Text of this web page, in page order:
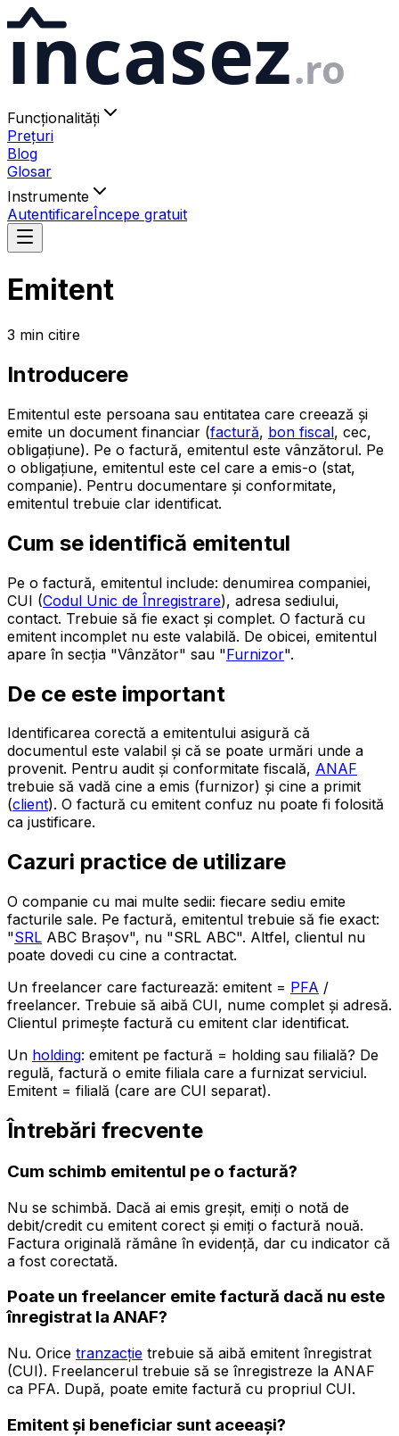
ıncasez.ro
Funcționalități
Prețuri
Blog
Glosar
Instrumente
AutentificareÎncepe gratuit
Emitent
3 min citire
Introducere
Emitentul este persoana sau entitatea care creează și
emite un document financiar (factură, bon fiscal, cec,
obligațiune). Pe o factură, emitentul este vânzătorul. Pe
o obligațiune, emitentul este cel care a emis-o (stat,
companie). Pentru documentare și conformitate,
emitentul trebuie clar identificat.
Cum se identifică emitentul
Pe o factură, emitentul include: denumirea companiei,
CUI (Codul Unic de Înregistrare), adresa sediului,
contact. Trebuie să fie exact și complet. O factură cu
emitent incomplet nu este valabilă. De obicei, emitentul
apare în secția "Vânzător" sau "Furnizor".
De ce este important
Identificarea corectă a emitentului asigură că
documentul este valabil și că se poate urmări unde a
provenit. Pentru audit și conformitate fiscală, ANAF
trebuie să vadă cine a emis (furnizor) și cine a primit
(client). O factură cu emitent confuz nu poate fi folosită
ca justificare.
Cazuri practice de utilizare
O companie cu mai multe sedii: fiecare sediu emite
facturile sale. Pe factură, emitentul trebuie să fie exact:
"SRL ABC Brașov", nu "SRL ABC". Altfel, clientul nu
poate dovedi cu cine a contractat.
Un freelancer care facturează: emitent = PFA /
freelancer. Trebuie să aibă CUI, nume complet și adresă.
Clientul primește factură cu emitent clar identificat.
Un holding: emitent pe factură = holding sau filială? De
regulă, factură o emite filiala care a furnizat serviciul.
Emitent = filială (care are CUI separat).
Întrebări frecvente
Cum schimb emitentul pe o factură?
Nu se schimbă. Dacă ai emis greșit, emiți o notă de
debit/credit cu emitent corect și emiți o factură nouă.
Factura originală rămâne în evidență, dar cu indicator că
a fost corectată.
Poate un freelancer emite factură dacă nu este
înregistrat la ANAF?
Nu. Orice tranzacție trebuie să aibă emitent înregistrat
(CUI). Freelancerul trebuie să se înregistreze la ANAF
ca PFA. După, poate emite factură cu propriul CUI.
Emitent și beneficiar sunt aceeași?